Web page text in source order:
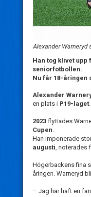
Alexander Warneryd
Han tog klivet
seniorfotbollen.
Nu får 18-åringen
Alexander
en plats i P19-laget
2023 flyttades
Cupen
Han imponerade
augusti , noterades
Högerbackens fina
åringen. Warneryd
– Jag har haft en